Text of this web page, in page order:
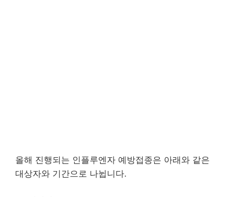
올해 진행되는 인플루엔자 예방접종은 아래와 같은
대상자와 기간으로 나뉩니다.